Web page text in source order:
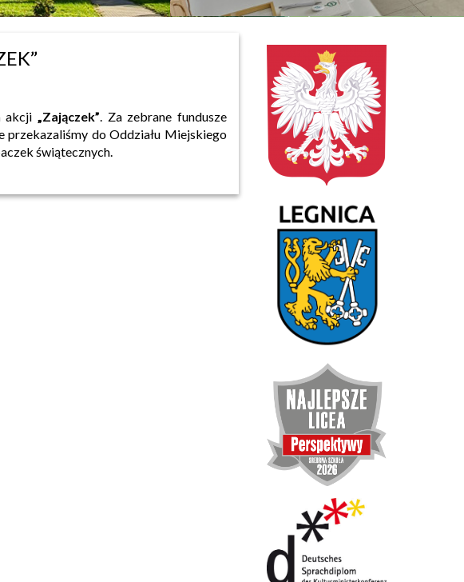
akcji„Zajączek”. Za zebrane fundusze
przekazaliśmy do Oddziału Miejskiego
świątecznych.